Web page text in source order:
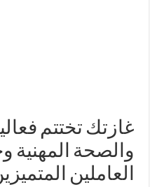
رئيسا العامة وبترومنت في زيارة
غازتك تختتم
والصحة المهنية
العاملين